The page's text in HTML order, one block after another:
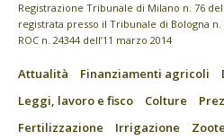
Registrazione Tribunale di Milano n. 76
registrata presso il Tribunale di Bologna n.
ROC n. 24344 dell’11 marzo 2014
Attualità Finanziamenti agricoli
Leggi, lavoro e fisco
Colture
Fertilizzazione
Irrigazione